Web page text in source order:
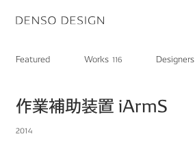
JP EN
Topics
Works
Featured Works 116 Designers
作業補助装置 iArmS
2014